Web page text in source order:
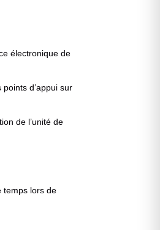
électronique de
d’appui sur
de l’unité de
temps lors de